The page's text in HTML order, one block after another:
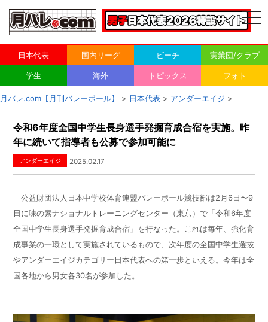
日本代表 国内リーグ ビーチ 実業団/クラブ
学生 海外 トピックス フォト
月バレ.com【月刊バレーボール】 > 日本代表 > アンダーエイジ >
令和6年度全国中学生長身選手発掘育成合宿を実施。昨
年に続いて指導者も公募で参加可能に
アンダーエイジ 2025.02.17
公益財団法人日本中学校体育連盟バレーボール競技部は2 月6日〜9
日に味の素ナショナルトレーニングセンター（東京）で「令和6年度
全国中学生長身選手発掘育成合宿」を行なった。これは毎年、強化育
成事業の一環として実施されているもので、次年度の全国中学生選抜
やアンダーエイジカテゴリー日本代表への第一歩といえる。今年は全
国各地から男女各30名が参加した。